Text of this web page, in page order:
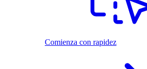
Comienza con rapidez